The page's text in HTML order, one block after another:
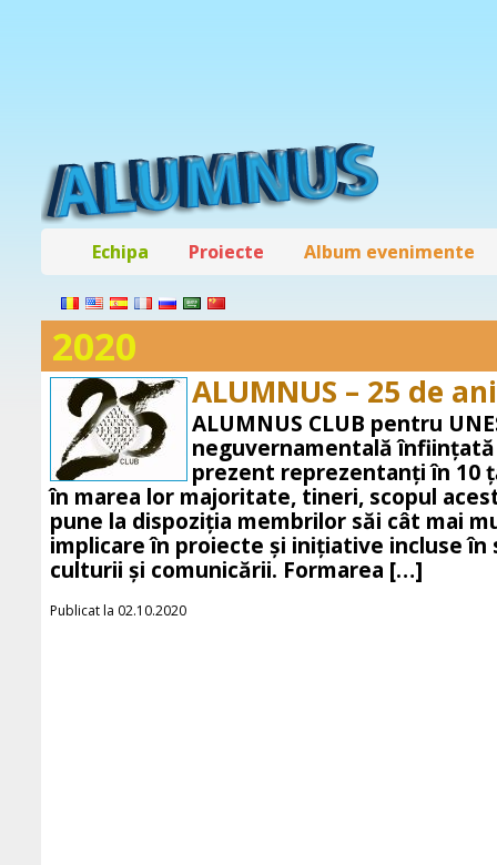
Echipa Proiecte Album evenimente
2020
ALUMNUS – 25 de ani
ALUMNUS CLUB pentru
neguvernamentală înființată
prezent reprezentanți în 10
în marea lor majoritate, tineri, scopul
pune la dispoziția membrilor săi cât mai
implicare în proiecte și inițiative incluse
culturii și comunicării. Formarea […]
Publicat la 02.10.2020